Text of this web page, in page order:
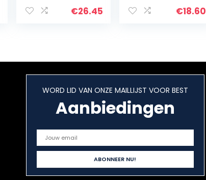
Toilette EDT€26.45
Spray – Frisse
€18.60
WORD LID VAN ONZE MAILLIJST VOOR BEST
Aanbiedingen